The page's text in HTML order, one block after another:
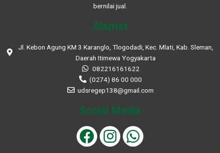
bernilai jual.
Alamat
Jl. Kebon Agung KM 3 Karanglo, Tlogodadi, Kec. Mlati, Kab. Sleman,
Daerah Itimewa Yogyakarta
082216161622
(0274) 86 00 000
udsregep138@gmail.com
Social Media
F
a
I
n
W
h